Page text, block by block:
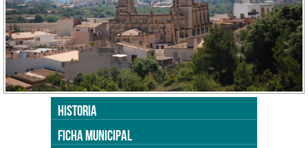
HISTORIA
FICHA MUNICIPAL